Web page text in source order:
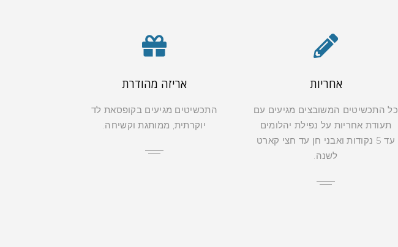
אחריות
כל התכשיטים המשובצים מגיעים עם
תעודת אחריות על נפילת יהלומים
עד 5 נקודות ואבני חן עד חצי קארט
לשנה.
אריזה מהודרת
התכשיטים מגיעים בקופסאת לד
יוקרתית, ממותגת וקשיחה.